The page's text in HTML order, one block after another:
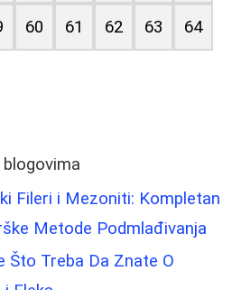
60 61 62 63 64
Fileri i Mezoniti: Kompletan
Metode Podmlađivanja
Što Treba Da Znate O